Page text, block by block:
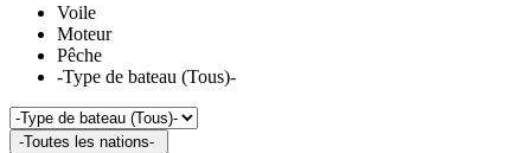
Voile
Moteur
Pêche
-Type de bateau (Tous)-
-Toutes les nations-